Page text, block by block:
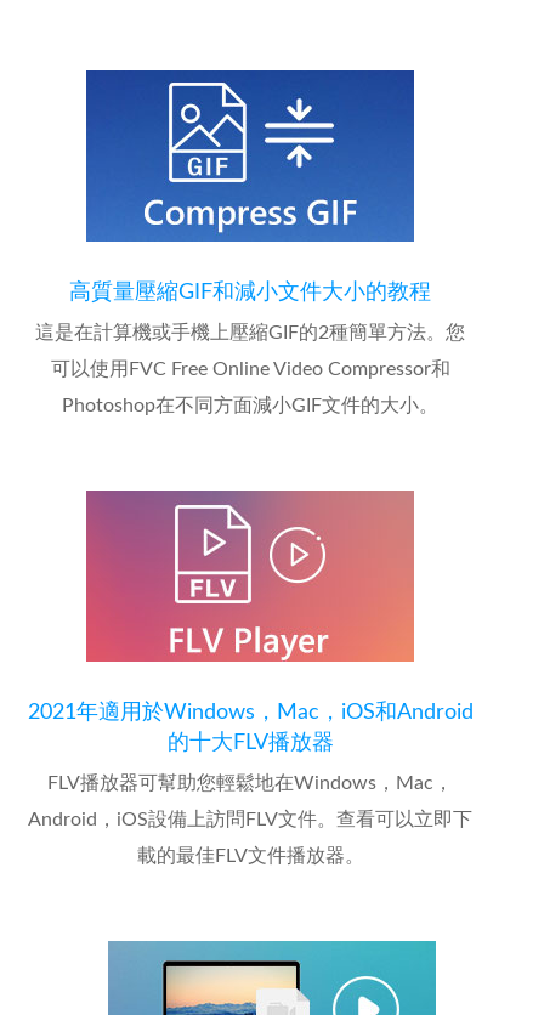
高質量壓縮GIF和減小文件大小的教程
這是在計算機或手機上壓縮GIF的2種簡單方法。您
可以使用FVC Free Online Video Compressor和
Photoshop在不同方面減小GIF文件的大小。
2021年適用於Windows，Mac，iOS和Android
的十大FLV播放器
FLV播放器可幫助您輕鬆地在Windows，Mac，
Android，iOS設備上訪問FLV文件。查看可以立即下
載的最佳FLV文件播放器。